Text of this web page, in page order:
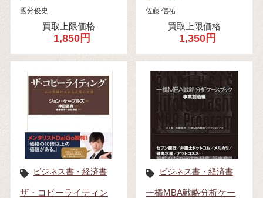
國分俊史
買取上限価格
1,850円
佐藤 信祐
買取上限価格
1,350円
ビジネス書・経済書
ザ・コピーライティン
ビジネス書・経済書
一橋MBA戦略分析ケー